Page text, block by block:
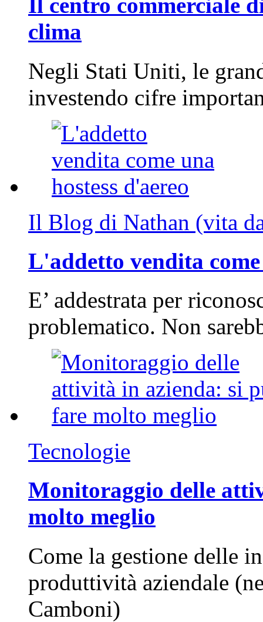
Il centro commerciale
clima
Negli Stati Uniti, le
investendo cifre
Il Blog di Nathan (vita
L'addetto vendita
E’ addestrata per
problematico. Non
Tecnologie
Monitoraggio delle
molto meglio
Come la gestione delle
produttività aziendale
Camboni)